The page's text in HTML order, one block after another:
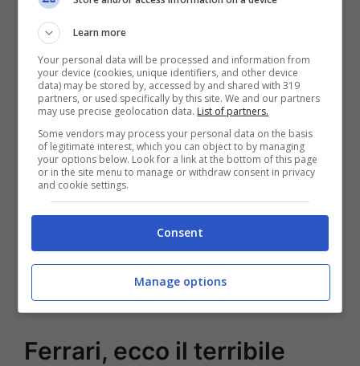
Dunque, Verstappen veleggia
serenamente verso il secondo titolo
iridato, e c’è da dire che per il livello di
guida che ci ha fatto vedere lo merita
davvero tutto. Super Max è nettamente
superiore a tutti gli altri, supportato da una
RB18 che è cresciuta durante l’anno sino a
renderlo invincibile.L’astronave di Adrian
è la base per una serie di successi
che potrebbero contraddistinguere l’era
delle F1 ad effetto suolo.
Ferrari, ecco il terribile
Learn more
Your personal data will be processed and information from
your device (cookies, unique identifiers, and other device
data) may be stored by, accessed by and shared with 319
partners, or used specifically by this site. We and our partners
may use precise geolocation data. List of partners.
Some vendors may process your personal data on the basis
of legitimate interest, which you can object to by managing
your options below. Look for a link at the bottom of this page
or in the site menu to manage or withdraw consent in privacy
and cookie settings.
Consent
Manage options